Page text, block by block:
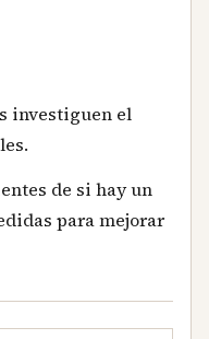
investiguen el
de si hay un
para mejorar